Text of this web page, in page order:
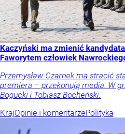
Kaczyński ma zmienić
Faworytem człowiek
Przemysław Czarnek ma stracić
premiera – przekonują media. W
Bogucki i Tobiasz Bocheński.
KrajOpinie i komentarzePolityka